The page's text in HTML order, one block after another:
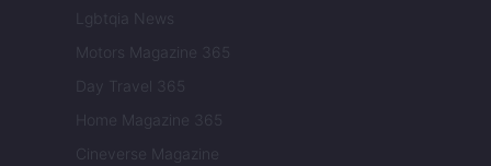
Lgbtqia News
Motors Magazine 365
Day Travel 365
Home Magazine 365
Cineverse Magazine